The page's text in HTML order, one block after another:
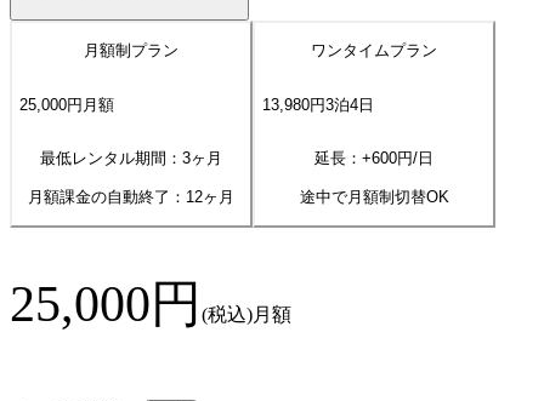
月額制プラン
25,000円 月額
最低レンタル期間：3ヶ月
月額課金の自動終了： 12ヶ月
ワンタイムプラン
13,980円3泊4日
延長：+600円/日
途中で月額制切替OK
25,000円 (税込)月額